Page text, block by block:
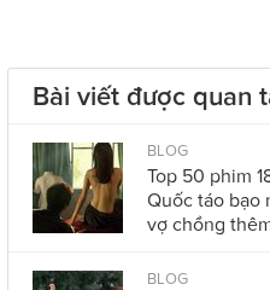
Bài viết được quan
BLOG
Top 50 phim
Quốc táo bạo
vợ chồng
BLOG